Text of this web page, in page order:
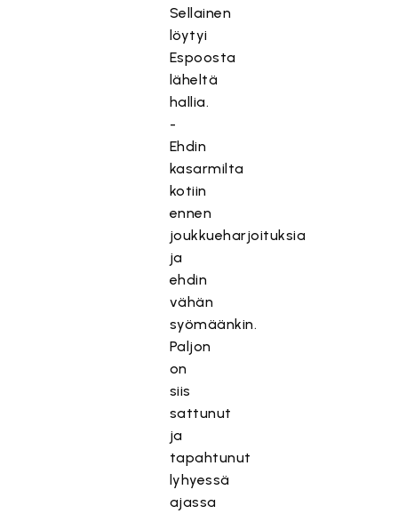
Sellainen
löytyi
Espoosta
läheltä
hallia.
-
Ehdin
kasarmilta
kotiin
ennen
joukkueharjoituksia
ja
ehdin
vähän
syömäänkin.
Paljon
on
siis
sattunut
ja
tapahtunut
lyhyessä
ajassa